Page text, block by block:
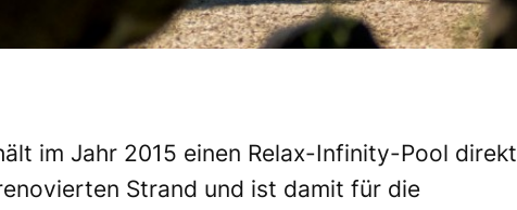
im Jahr 2015 einen Relax-Infinity-Pool direkt
Strand und ist damit für die